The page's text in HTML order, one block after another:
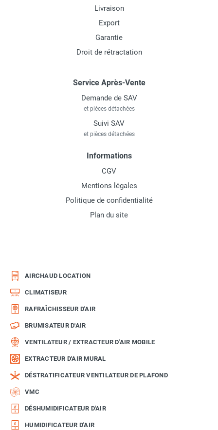
Livraison
Export
Garantie
Droit de rétractation
Service Après-Vente
Demande de SAV
et pièces détachées
Suivi SAV
et pièces détachées
Informations
CGV
Mentions légales
Politique de confidentialité
Plan du site
AIRCHAUD LOCATION
CLIMATISEUR
RAFRAÎCHISSEUR D'AIR
BRUMISATEUR D'AIR
VENTILATEUR / EXTRACTEUR D'AIR MOBILE
EXTRACTEUR D'AIR MURAL
DÉSTRATIFICATEUR VENTILATEUR DE PLAFOND
VMC
DÉSHUMIDIFICATEUR D'AIR
HUMIDIFICATEUR D'AIR